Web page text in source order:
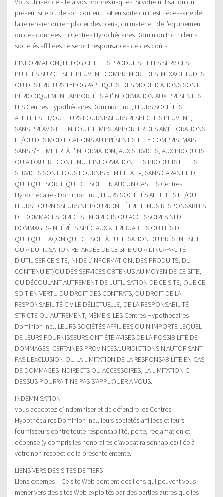
Vous utilisez ce site à vos propres risques. Si votre utilisation du
présent site ou de son contenu fait en sorte qu’il est nécessaire de
faire réparer ou remplacer des biens, du matériel, de l’équipement
ou des données, ni Centres Hypothécaires Dominion Inc. ni leurs
sociétés affiliées ne seront responsables de ces coûts.
L’INFORMATION, LE LOGICIEL, LES PRODUITS ET LES SERVICES
PUBLIÉS SUR CE SITE PEUVENT COMPRENDRE DES INEXACTITUDES
OU DES ERREURS TYPOGRAPHIQUES. DES MODIFICATIONS SONT
PÉRIODIQUEMENT APPORTÉES À L’INFORMATION AUX PRÉSENTES.
LES Centres Hypothécaires Dominion Inc., LEURS SOCIÉTÉS
AFFILIÉES ET/OU LEURS FOURNISSEURS RESPECTIFS PEUVENT,
SANS PRÉAVIS ET EN TOUT TEMPS, APPORTER DES AMÉLIORATIONS
ET/OU DES MODIFICATIONS AU PRÉSENT SITE, Y COMPRIS, MAIS
SANS S’Y LIMITER, À L’INFORMATION, AUX SERVICES, AUX PRODUITS
OU À D’AUTRE CONTENU. L’INFORMATION, LES PRODUITS ET LES
SERVICES SONT TOUS FOURNIS « EN L’ÉTAT », SANS GARANTIE DE
QUELQUE SORTE QUE CE SOIT. EN AUCUN CAS LES Centres
Hypothécaires Dominion Inc., LEURS SOCIÉTÉS AFFILIÉES ET/OU
LEURS FOURNISSEURS NE POURRONT ÊTRE TENUS RESPONSABLES
DE DOMMAGES DIRECTS, INDIRECTS OU ACCESSOIRES NI DE
DOMMAGES-INTÉRÊTS SPÉCIAUX ATTRIBUABLES OU LIÉS DE
QUELQUE FAÇON QUE CE SOIT À L’UTILISATION DU PRÉSENT SITE
OU À L’UTILISATION RETARDÉE DE CE SITE OU À L’INCAPACITÉ
D’UTILISER CE SITE, NI DE L’INFORMATION, DES PRODUITS, DU
CONTENU ET/OU DES SERVICES OBTENUS AU MOYEN DE CE SITE,
OU DÉCOULANT AUTREMENT DE L’UTILISATION DE CE SITE, QUE CE
SOIT EN VERTU DU DROIT DES CONTRATS, DU DROIT DE LA
RESPONSABILITÉ CIVILE DÉLICTUELLE, DE LA RESPONSABILITÉ
STRICTE OU AUTREMENT, MÊME SI LES Centres Hypothécaires
Dominion Inc., LEURS SOCIÉTÉS AFFILIÉES OU N’IMPORTE LEQUEL
DE LEURS FOURNISSEURS ONT ÉTÉ AVISÉS DE LA POSSIBILITÉ DE
DOMMAGES. CERTAINES PROVINCES/JURIDICTIONS N’AUTORISANT
PAS L’EXCLUSION OU LA LIMITATION DE LA RESPONSABILITÉ EN CAS
DE DOMMAGES INDIRECTS OU ACCESSOIRES, LA LIMITATION CI-
DESSUS POURRAIT NE PAS S’APPLIQUER À VOUS.
INDEMNISATION
Vous acceptez d’indemniser et de défendre les Centres
Hypothécaires Dominion Inc., leurs sociétés affiliées et leurs
fournisseurs contre toute responsabilité, perte, réclamation et
dépense (y compris les honoraires d’avocat raisonnables) liée à
votre non-respect de la présente entente.
LIENS VERS DES SITES DE TIERS
Liens externes – Ce site Web contient des liens qui peuvent vous
mener vers des sites Web exploités par des parties autres que les